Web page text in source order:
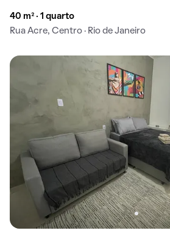
40 m² · 1 quarto
Rua Acre, Centro · Rio de Janeiro